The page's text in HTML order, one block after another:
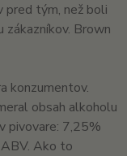
pred tým, než boli
Brown
konzumentov.
obsah alkoholu
pivovare: 7,25%
Ako to